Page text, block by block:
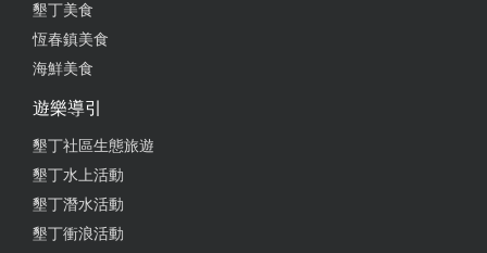
墾丁美食
恆春鎮美食
海鮮美食
遊樂導引
墾丁社區生態旅遊
墾丁水上活動
墾丁潛水活動
墾丁衝浪活動